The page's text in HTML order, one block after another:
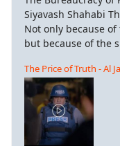
Siyavash Shahabi
Not only because
but because of the
The Price of Truth - Al